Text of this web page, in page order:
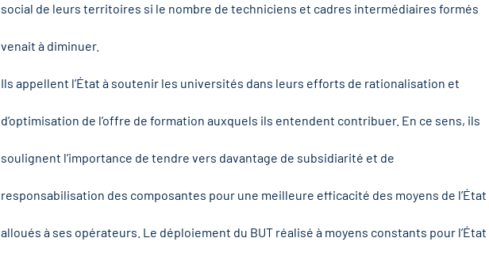
social de leurs territoires si le nombre de techniciens et cadres intermédiaires formés
venait à diminuer.
Ils appellent l’État à soutenir les universités dans leurs efforts de rationalisation et
d’optimisation de l’offre de formation auxquels ils entendent contribuer. En ce sens, ils
soulignent l’importance de tendre vers davantage de subsidiarité et de
responsabilisation des composantes pour une meilleure efficacité des moyens de l’État
alloués à ses opérateurs. Le déploiement du BUT réalisé à moyens constants pour l’État